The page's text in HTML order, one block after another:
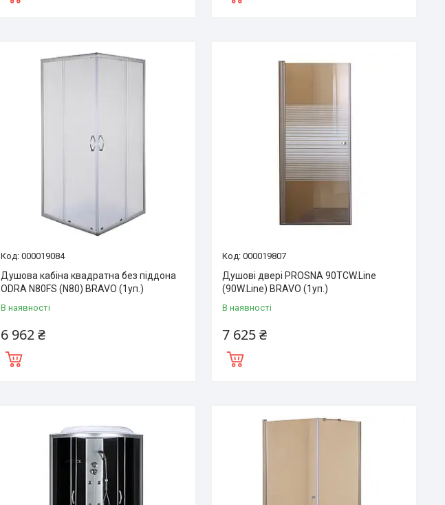
000019084
Душова кабіна квадратна без піддона
ODRA N80FS (N80) BRAVO (1уп.)
В наявності
6 962 ₴
000019807
Душові двері PROSNA 90TCW.Line
(90W.Line) BRAVO (1уп.)
В наявності
7 625 ₴